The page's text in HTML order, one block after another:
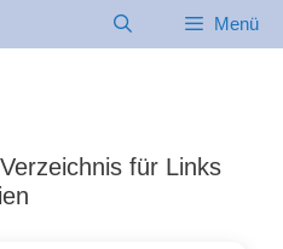
Menü
für Links